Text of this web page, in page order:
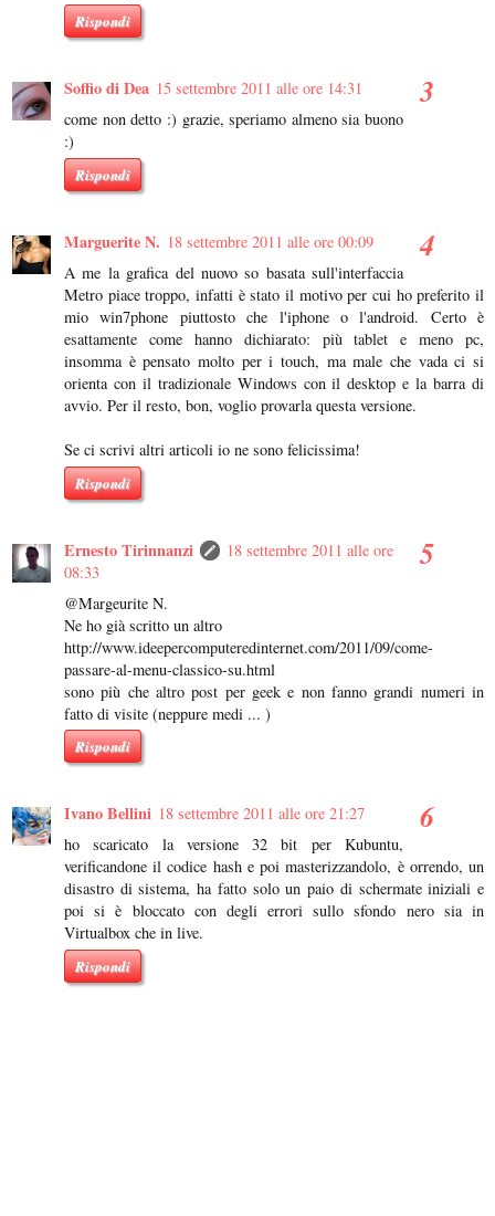
Rispondi
Soffio di Dea 15 settembre 2011 alle ore 14:31
come non detto :) grazie, speriamo almeno sia buono
:)
Rispondi
Marguerite N. 18 settembre 2011 alle ore 00:09
A me la grafica del nuovo so basata sull'interfaccia
Metro piace troppo, infatti è stato il motivo per cui ho preferito il
mio win7phone piuttosto che l'iphone o l'android. Certo è
esattamente come hanno dichiarato: più tablet e meno pc,
insomma è pensato molto per i touch, ma male che vada ci si
orienta con il tradizionale Windows con il desktop e la barra di
avvio. Per il resto, bon, voglio provarla questa versione.
Se ci scrivi altri articoli io ne sono felicissima!
Rispondi
Ernesto Tirinnanzi
18 settembre 2011 alle ore
08:33
@Margeurite N.
Ne ho già scritto un altro
http://www.ideepercomputeredinternet.com/2011/09/come-
passare-al-menu-classico-su.html
sono più che altro post per geek e non fanno grandi numeri in
fatto di visite (neppure medi ... )
Rispondi
Ivano Bellini 18 settembre 2011 alle ore 21:27
ho scaricato la versione 32 bit per Kubuntu,
verificandone il codice hash e poi masterizzandolo, è orrendo, un
disastro di sistema, ha fatto solo un paio di schermate iniziali e
poi si è bloccato con degli errori sullo sfondo nero sia in
Virtualbox che in live.
Rispondi